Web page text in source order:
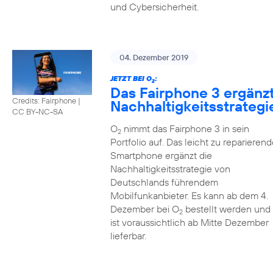
und Cybersicherheit.
Credits: Fairphone |
CC BY-NC-SA
04. Dezember 2019
JETZT BEI O2:
Das Fairphone 3
O2nimmt das Fairphone 3 in sein
Portfolio auf. Das leicht zu
Smartphone ergänzt die
Nachhaltigkeitsstrategie von
Deutschlands führendem
Mobilfunkanbieter. Es kann ab dem 4.
Dezember bei O2bestellt werden und
ist voraussichtlich ab Mitte Dezember
lieferbar.